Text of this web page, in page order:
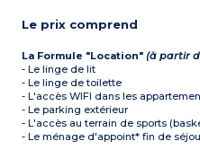
Le prix comprend
La Formule "Location"(à partir
- Le linge de lit
- Le linge de toilette
- L'accès WIFI dans les
- Le parking extérieur
- L'accès au terrain de sports
- Le ménage d'appoint* fin de